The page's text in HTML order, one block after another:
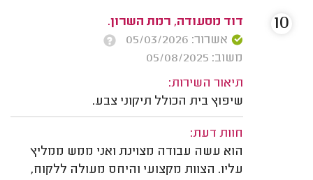
דוד מסעודה, רמת השרון.
אשרור: 05/03/2026
משוב: 05/08/2025
תיאור השירות:
שיפוץ בית הכולל תיקוני צבע.
חוות דעת:
הוא עשה עבודה מצוינת ואני ממש ממליץ
עליו. הצוות מקצועי והיחס מעולה ללקוח,
10